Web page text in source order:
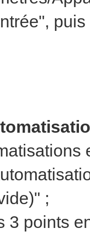
;
3 points